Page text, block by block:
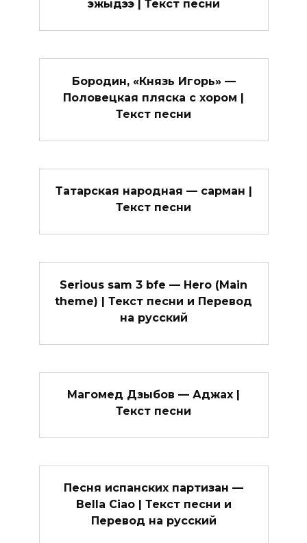
эжыдээ | Текст песни
Бородин, «Князь Игорь» —
Половецкая пляска с хором |
Текст песни
Татарская народная — сарман |
Текст песни
Serious sam 3 bfe — Hero (Main
theme) | Текст песни и Перевод
на русский
Магомед Дзыбов — Аджах |
Текст песни
Песня испанских партизан —
Bella Ciao | Текст песни и
Перевод на русский